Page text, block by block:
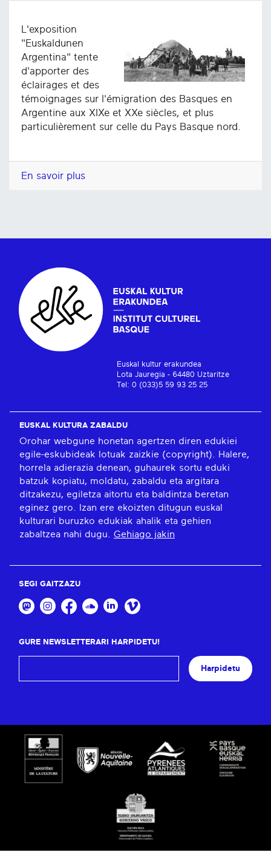
L'exposition
"Euskaldunen
Argentina" tente
d'apporter des
éclairages et des
témoignages sur l'émigration des Basques en
Argentine aux XIXe et XXe siècles, et plus
particulièrement sur celle du Pays Basque nord.
En savoir plus
Euskal kultur erakundea
Lota Jauregia - 64480 Uztaritze
Tel: 0 (033)5 59 93 25 25
EUSKAL KULTURA ZABALDU
Orohar webgune honetan agertzen diren edukiei
egile-eskubideak lotuak zaizkie (copyright). Halere,
horrela adierazia denean, guhaurek sortu eduki
batzuk kopiatu, moldatu, zabaldu eta argitara
ditzakezu, egiletza aitortu eta baldintza beretan
eginez gero. Izan ere ekoizten ditugun euskal
kulturari buruzko edukiak ahalik eta gehien
zabaltzea nahi dugu. Gehiago jakin
SEGI GAITZAZU
GURE NEWSLETTERARI HARPIDETU!
Harpidetu